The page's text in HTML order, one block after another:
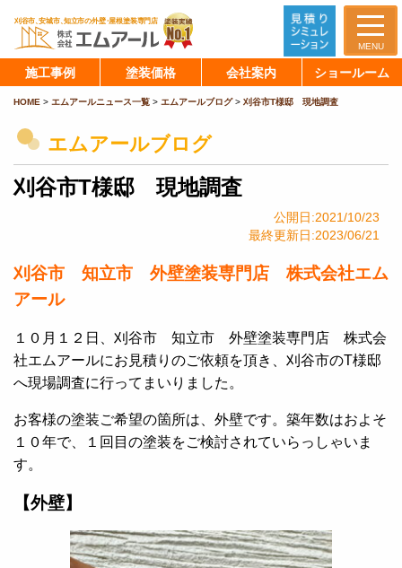
MENU
施工事例 塗装価格 会社案内 ショールーム
HOME > エムアールニュース一覧 > エムアールブログ> 刈谷市T様邸 現地調査
エムアールブログ
刈谷市T様邸 現地調査
公開日:2021/10/23
最終更新日:2023/06/21
刈谷市 知立市 外壁塗装専門店 株式会社エム
アール
１０月１２日、刈谷市 知立市 外壁塗装専門店 株式会
社エムアールにお見積りのご依頼を頂き、刈谷市のT様邸
へ現場調査に行ってまいりました。
お客様の塗装ご希望の箇所は、外壁です。築年数はおよそ
１０年で、１回目の塗装をご検討されていらっしゃいま
す。
【外壁】